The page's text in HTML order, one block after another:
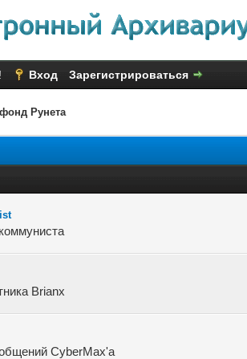
Вход Зарегистрироваться
Рунета
Brianx
CyberMax'а